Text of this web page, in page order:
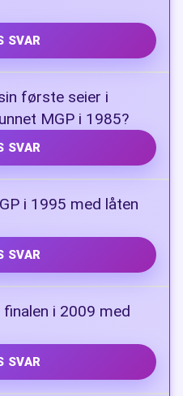
SVAR
første seier i
MGP i 1985?
SVAR
La det swinge)
i 1995 med låten
SVAR
i 2009 med
SVAR